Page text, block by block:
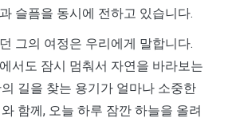
슬픔을 동시에 전하고 있습니다.
그의 여정은 우리에게 말합니다.
서도 잠시 멈춰서 자연을 바라보는
길을 찾는 용기가 얼마나 소중한
함께, 오늘 하루 잠깐 하늘을 올려